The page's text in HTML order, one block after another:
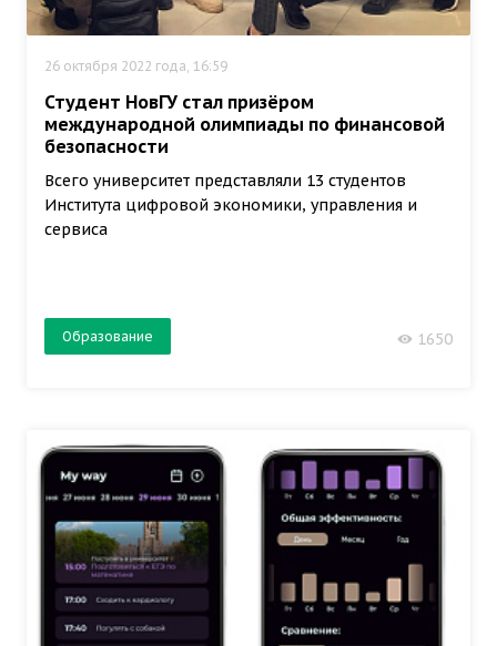
26 октября 2022 года, 16:59
Студент НовГУ стал призёром
международной олимпиады по финансовой
безопасности
Всего университет представляли 13 студентов
Института цифровой экономики, управления и
сервиса
Образование 1650